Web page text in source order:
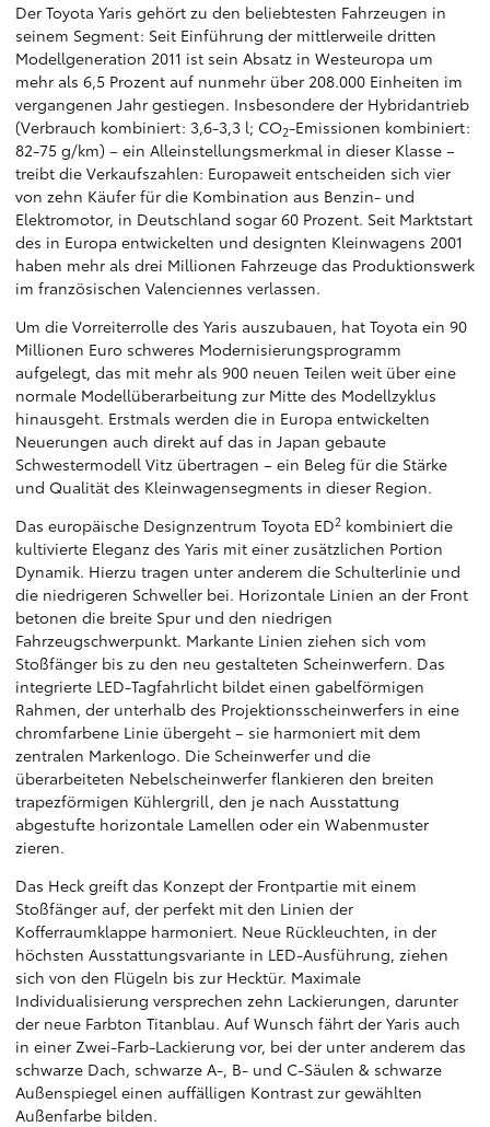
Der Toyota Yaris gehört zu den beliebtesten Fahrzeugen in
seinem Segment: Seit Einführung der mittlerweile dritten
Modellgeneration 2011 ist sein Absatz in Westeuropa um
mehr als 6,5 Prozent auf nunmehr über 208.000 Einheiten im
vergangenen Jahr gestiegen. Insbesondere der Hybridantrieb
(Verbrauch kombiniert: 3,6-3,3 l; CO2-Emissionen kombiniert:
82-75 g/km) – ein Alleinstellungsmerkmal in dieser Klasse –
treibt die Verkaufszahlen: Europaweit entscheiden sich vier
von zehn Käufer für die Kombination aus Benzin- und
Elektromotor, in Deutschland sogar 60 Prozent. Seit Marktstart
des in Europa entwickelten und designten Kleinwagens 2001
haben mehr als drei Millionen Fahrzeuge das Produktionswerk
im französischen Valenciennes verlassen.
Um die Vorreiterrolle des Yaris auszubauen, hat Toyota ein 90
Millionen Euro schweres Modernisierungsprogramm
aufgelegt, das mit mehr als 900 neuen Teilen weit über eine
normale Modellüberarbeitung zur Mitte des Modellzyklus
hinausgeht. Erstmals werden die in Europa entwickelten
Neuerungen auch direkt auf das in Japan gebaute
Schwestermodell Vitz übertragen – ein Beleg für die Stärke
und Qualität des Kleinwagensegments in dieser Region.
Das europäische Designzentrum Toyota ED2 kombiniert die
kultivierte Eleganz des Yaris mit einer zusätzlichen Portion
Dynamik. Hierzu tragen unter anderem die Schulterlinie und
die niedrigeren Schweller bei. Horizontale Linien an der Front
betonen die breite Spur und den niedrigen
Fahrzeugschwerpunkt. Markante Linien ziehen sich vom
Stoßfänger bis zu den neu gestalteten Scheinwerfern. Das
integrierte LED-Tagfahrlicht bildet einen gabelförmigen
Rahmen, der unterhalb des Projektionsscheinwerfers in eine
chromfarbene Linie übergeht – sie harmoniert mit dem
zentralen Markenlogo. Die Scheinwerfer und die
überarbeiteten Nebelscheinwerfer flankieren den breiten
trapezförmigen Kühlergrill, den je nach Ausstattung
abgestufte horizontale Lamellen oder ein Wabenmuster
zieren.
Das Heck greift das Konzept der Frontpartie mit einem
Stoßfänger auf, der perfekt mit den Linien der
Kofferraumklappe harmoniert. Neue Rückleuchten, in der
höchsten Ausstattungsvariante in LED-Ausführung, ziehen
sich von den Flügeln bis zur Hecktür. Maximale
Individualisierung versprechen zehn Lackierungen, darunter
der neue Farbton Titanblau. Auf Wunsch fährt der Yaris auch
in einer Zwei-Farb-Lackierung vor, bei der unter anderem das
schwarze Dach, schwarze A-, B- und C-Säulen & schwarze
Außenspiegel einen auffälligen Kontrast zur gewählten
Außenfarbe bilden.